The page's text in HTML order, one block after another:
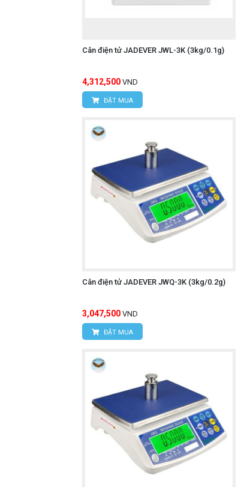
Cân điện tử JADEVER JWL-3K (3kg/0.1g)
4,312,500 VND
ĐẶT MUA
Cân điện tử JADEVER JWQ-3K (3kg/0.2g)
3,047,500 VND
ĐẶT MUA